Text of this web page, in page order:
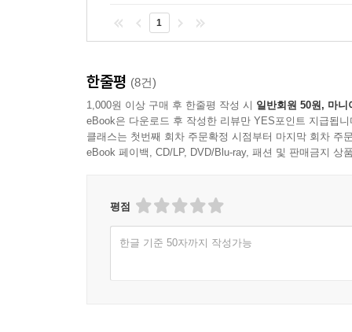
1
한줄평 (8건)
1,000원 이상 구매 후 한줄평 작성 시 일반회원 50원, 마니
eBook은 다운로드 후 작성한 리뷰만 YES포인트 지급됩니
클래스는 첫번째 회차 주문확정 시점부터 마지막 회차 주
eBook 페이백, CD/LP, DVD/Blu-ray, 패션 및 판매금지 상
평점
한글 기준 50자까지 작성가능